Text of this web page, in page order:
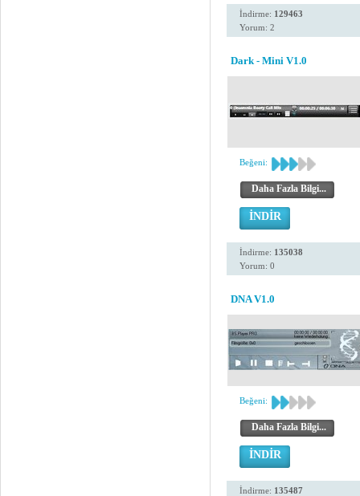
İndirme: 129463
Yorum: 2
Dark - Mini V1.0
Beğeni:
Daha Fazla Bilgi...
İNDİR
İndirme: 135038
Yorum: 0
DNA V1.0
Beğeni:
Daha Fazla Bilgi...
İNDİR
İndirme: 135487